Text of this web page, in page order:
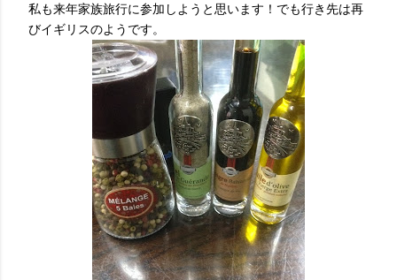
私も来年家族旅行に参加しようと思います！でも行き先は再
びイギリスのようです。